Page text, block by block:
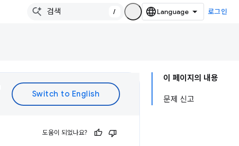
/ 로그인
이 페이지의 내용
문제 신고
도움이 되었나요?